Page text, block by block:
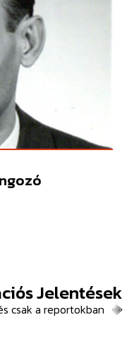
Jelentések
csak a reportokban